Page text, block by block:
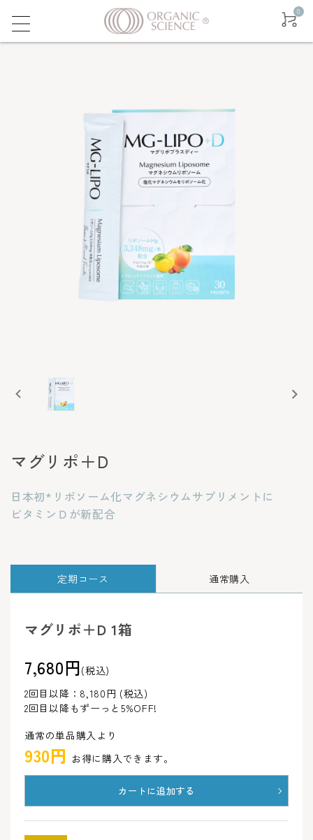
0
ウィープライム
マグネシウムについて - OSLAB
マグリポ＋D
日本初*リポソーム化マグネシウムサプリメントに
ビタミンＤが新配合
定期コース 通常購入
マグリポ＋D 1箱
7,680円(税込)
2回目以降：8,180円 (税込)
2回目以降もずーっと5%OFF!
通常の単品購入より
930円 お得に購入できます。
カートに追加する